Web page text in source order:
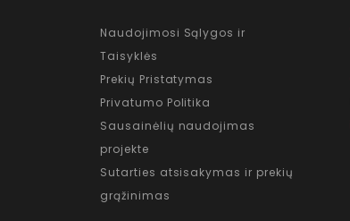
Naudojimosi Sąlygos ir
Taisyklės
Prekių Pristatymas
Privatumo Politika
Sausainėlių naudojimas
projekte
Sutarties atsisakymas ir prekių
grąžinimas